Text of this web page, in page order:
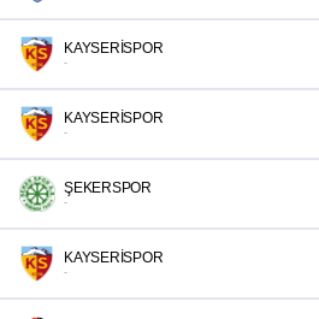
KAYSERİSPOR
-
KAYSERİSPOR
-
ŞEKERSPOR
-
KAYSERİSPOR
-